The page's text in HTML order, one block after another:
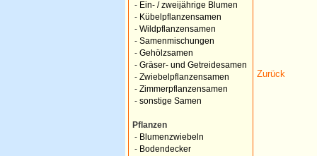
- Ein- / zweijährige Blumen
- Kübelpflanzensamen
- Wildpflanzensamen
- Samenmischungen
- Gehölzsamen
- Gräser- und Getreidesamen
- Zwiebelpflanzensamen
- Zimmerpflanzensamen
- sonstige Samen
Pflanzen
- Blumenzwiebeln
- Bodendecker
Zurück